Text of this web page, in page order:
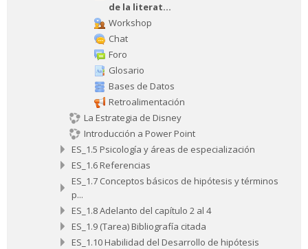
de la literat...
Workshop
Chat
Foro
Glosario
Bases de Datos
Retroalimentación
La Estrategia de Disney
Introducción a Power Point
ES_1.5 Psicología y áreas de especialización
ES_1.6 Referencias
ES_1.7 Conceptos básicos de hipótesis y términos
p...
ES_1.8 Adelanto del capítulo 2 al 4
ES_1.9 (Tarea) Bibliografía citada
ES_1.10 Habilidad del Desarrollo de hipótesis